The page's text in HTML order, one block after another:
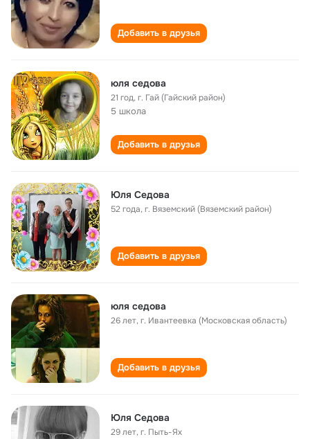
Добавить в друзья
юля седова
21 год,г. Гай (Гайский район)
5 школа
Добавить в друзья
Юля Седова
52 года,г. Вяземский (Вяземский район)
Добавить в друзья
юля седова
26 лет,г. Ивантеевка (Московская область)
Добавить в друзья
Юля Седова
29 лет,г. Пыть-Ях